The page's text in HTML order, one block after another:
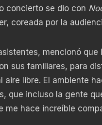
concierto se dio con
coreada por la
mencionó
sus familiares, para
libre. El ambiente
que incluso la gente
me hace increíble